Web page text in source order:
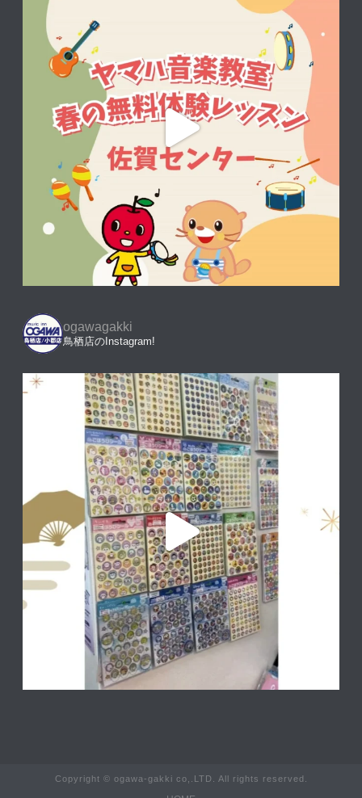
ogawagakki
鳥栖店のInstagram!
Copyright © ogawa-gakki co,.LTD. All rights reserved.